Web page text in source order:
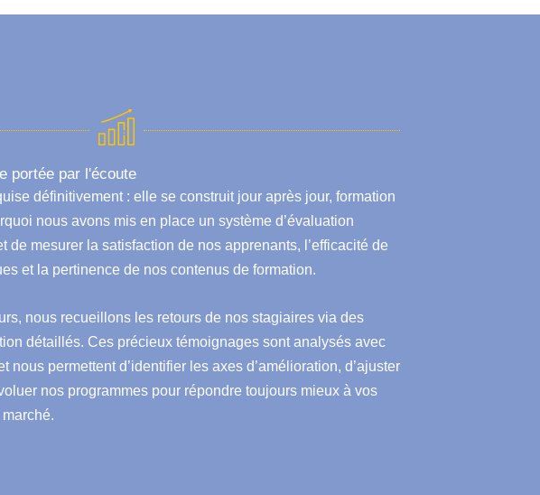
portée par l'écoute
définitivement : elle se construit jour après jour, formation
nous avons mis en place un système d’évaluation
de mesurer la satisfaction de nos apprenants, l’efficacité de
et la pertinence de nos contenus de formation.
nous recueillons les retours de nos stagiaires via des
détaillés. Ces précieux témoignages sont analysés avec
nous permettent d’identifier les axes d’amélioration, d’ajuster
nos programmes pour répondre toujours mieux à vos